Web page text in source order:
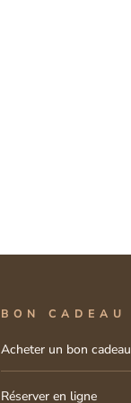
BON CADEAU
Acheter un bon cadeau
Réserver en ligne